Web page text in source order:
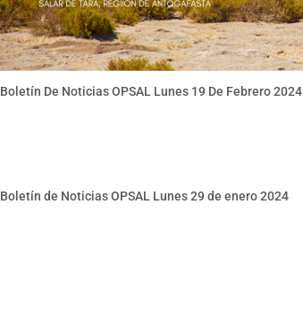
Boletín De Noticias OPSAL Lunes 19 De Febrero 2024
Boletín de Noticias OPSAL Lunes 29 de enero 2024